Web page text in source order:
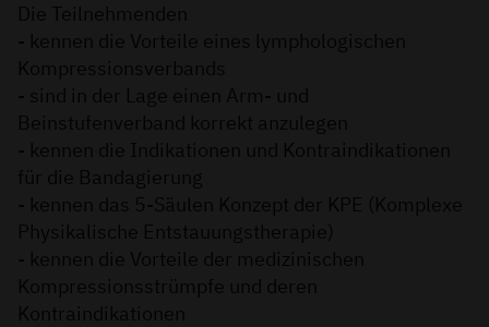
Die Teilnehmenden
- kennen die Vorteile eines lymphologischen
Kompressionsverbands
- sind in der Lage einen Arm- und
Beinstufenverband korrekt anzulegen
- kennen die Indikationen und Kontraindikationen
für die Bandagierung
- kennen das 5-Säulen Konzept der KPE (Komplexe
Physikalische Entstauungstherapie)
- kennen die Vorteile der medizinischen
Kompressionsstrümpfe und deren
Kontraindikationen